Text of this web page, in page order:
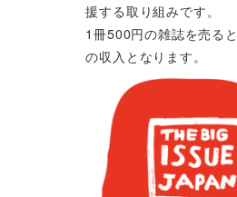
援する取り組みです。
1冊500円の雑誌を売る
の収入となります。